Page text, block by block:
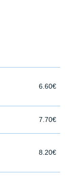
6.60€
7.70€
8.20€